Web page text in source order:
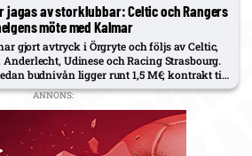
jagas av storklubbar: Celtic och Rangers
möte med Kalmar
gjort avtryck i Örgryte och följs av Celtic,
Udinese och Racing Strasbourg.
budnivån ligger runt 1,5 M€; kontrakt till
honom mot…
ANNONS: